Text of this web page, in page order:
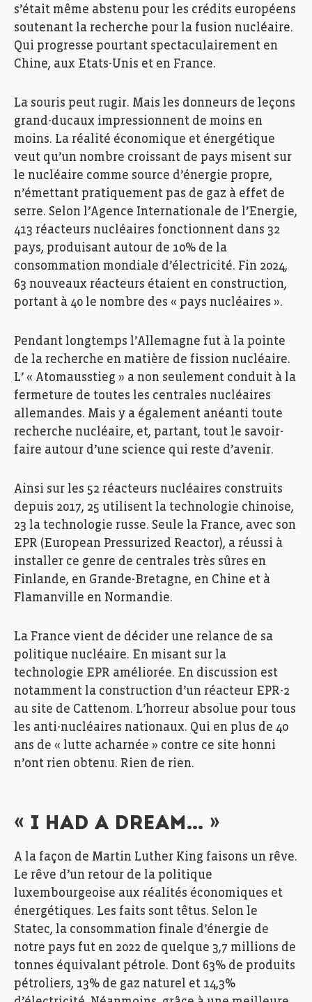
s’était même abstenu pour les crédits européens
soutenant la recherche pour la fusion nucléaire.
Qui progresse pourtant spectaculairement en
Chine, aux Etats-Unis et en France.
La souris peut rugir. Mais les donneurs de leçons
grand-ducaux impressionnent de moins en
moins. La réalité économique et énergétique
veut qu’un nombre croissant de pays misent sur
le nucléaire comme source d’énergie propre,
n’émettant pratiquement pas de gaz à effet de
serre. Selon l’Agence Internationale de l’Energie,
413 réacteurs nucléaires fonctionnent dans 32
pays, produisant autour de 10% de la
consommation mondiale d’électricité. Fin 2024,
63 nouveaux réacteurs étaient en construction,
portant à 40 le nombre des « pays nucléaires ».
Pendant longtemps l’Allemagne fut à la pointe
de la recherche en matière de fission nucléaire.
L’ « Atomausstieg » a non seulement conduit à la
fermeture de toutes les centrales nucléaires
allemandes. Mais y a également anéanti toute
recherche nucléaire, et, partant, tout le savoir-
faire autour d’une science qui reste d’avenir.
Ainsi sur les 52 réacteurs nucléaires construits
depuis 2017, 25 utilisent la technologie chinoise,
23 la technologie russe. Seule la France, avec son
EPR (European Pressurized Reactor), a réussi à
installer ce genre de centrales très sûres en
Finlande, en Grande-Bretagne, en Chine et à
Flamanville en Normandie.
La France vient de décider une relance de sa
politique nucléaire. En misant sur la
technologie EPR améliorée. En discussion est
notamment la construction d’un réacteur EPR-2
au site de Cattenom. L’horreur absolue pour tous
les anti-nucléaires nationaux. Qui en plus de 40
ans de « lutte acharnée » contre ce site honni
n’ont rien obtenu. Rien de rien.
« I HAD A DREAM… »
A la façon de Martin Luther King faisons un rêve.
Le rêve d’un retour de la politique
luxembourgeoise aux réalités économiques et
énergétiques. Les faits sont têtus. Selon le
Statec, la consommation finale d’énergie de
notre pays fut en 2022 de quelque 3,7 millions de
tonnes équivalant pétrole. Dont 63% de produits
pétroliers, 13% de gaz naturel et 14,3%